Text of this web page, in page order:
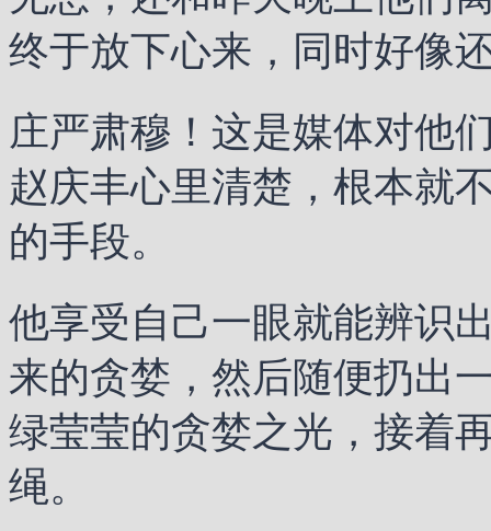
终于放下心来，同时好像
庄严肃穆！这是媒体对他
赵庆丰心里清楚，根本就
的手段。
他享受自己一眼就能辨识
来的贪婪，然后随便扔出
绿莹莹的贪婪之光，接着
绳。